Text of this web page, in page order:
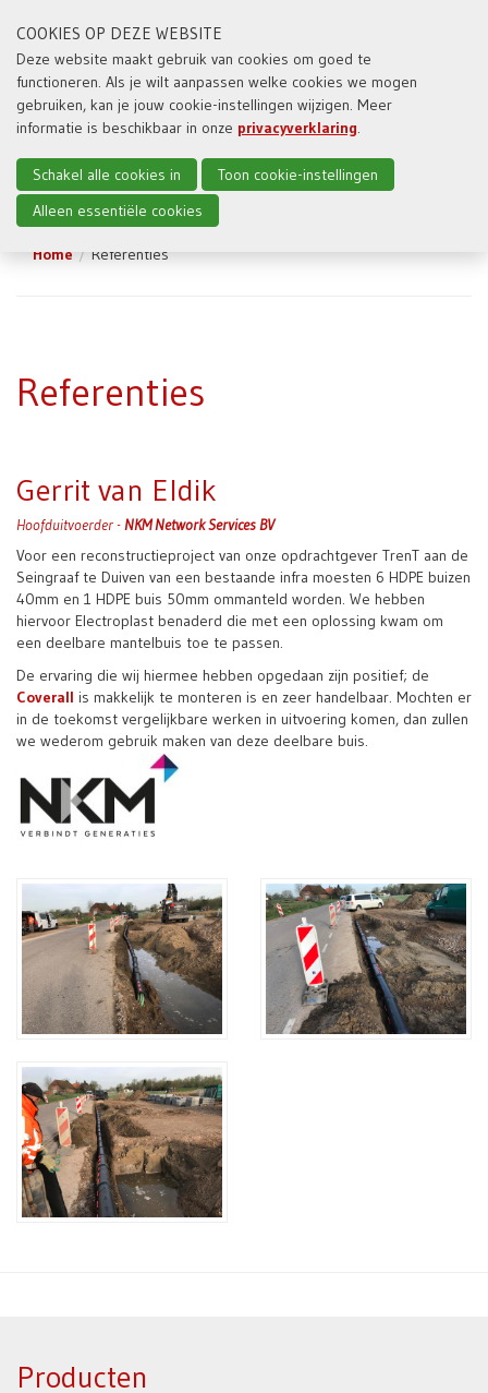
Home Referenties
Referenties
Gerrit van Eldik
Hoofduitvoerder - NKM Network Services BV
Voor een reconstructieproject van onze opdrachtgever TrenT aan de
Seingraaf te Duiven van een bestaande infra moesten 6 HDPE buizen
40mm en 1 HDPE buis 50mm ommanteld worden. We hebben
hiervoor Electroplast benaderd die met een oplossing kwam om
een deelbare mantelbuis toe te passen.
De ervaring die wij hiermee hebben opgedaan zijn positief; de
Coverall is makkelijk te monteren is en zeer handelbaar. Mochten er
in de toekomst vergelijkbare werken in uitvoering komen, dan zullen
we wederom gebruik maken van deze deelbare buis.
Producten
COOKIES OP DEZE WEBSITE
Deze website maakt gebruik van cookies om goed te
functioneren. Als je wilt aanpassen welke cookies we mogen
gebruiken, kan je jouw cookie-instellingen wijzigen. Meer
informatie is beschikbaar in onze privacyverklaring.
Schakel alle cookies in
Toon cookie-instellingen
Alleen essentiële cookies